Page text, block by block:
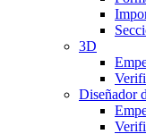
3D
Diseñador